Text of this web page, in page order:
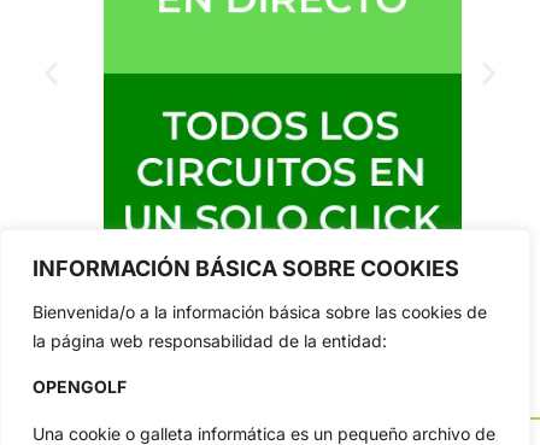
INFORMACIÓN BÁSICA SOBRE COOKIES
Bienvenida/o a la información básica sobre las cookies de
la página web responsabilidad de la entidad:
OPENGOLF
Una cookie o galleta informática es un pequeño archivo de